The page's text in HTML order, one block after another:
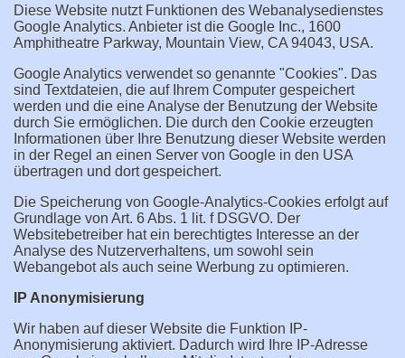
Diese Website nutzt Funktionen des Webanalysedienstes
Google Analytics. Anbieter ist die Google Inc., 1600
Amphitheatre Parkway, Mountain View, CA 94043, USA.
Google Analytics verwendet so genannte "Cookies". Das
sind Textdateien, die auf Ihrem Computer gespeichert
werden und die eine Analyse der Benutzung der Website
durch Sie ermöglichen. Die durch den Cookie erzeugten
Informationen über Ihre Benutzung dieser Website werden
in der Regel an einen Server von Google in den USA
übertragen und dort gespeichert.
Die Speicherung von Google-Analytics-Cookies erfolgt auf
Grundlage von Art. 6 Abs. 1 lit. f DSGVO. Der
Websitebetreiber hat ein berechtigtes Interesse an der
Analyse des Nutzerverhaltens, um sowohl sein
Webangebot als auch seine Werbung zu optimieren.
IP Anonymisierung
Wir haben auf dieser Website die Funktion IP-
Anonymisierung aktiviert. Dadurch wird Ihre IP-Adresse